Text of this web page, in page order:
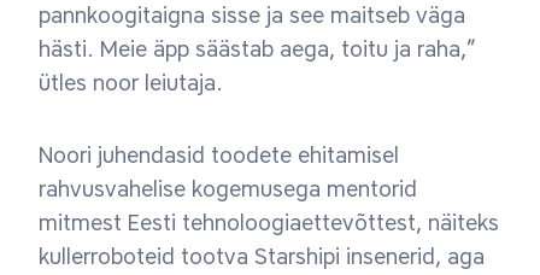
pannkoogitaigna sisse ja see maitseb väga
hästi. Meie äpp säästab aega, toitu ja raha,”
ütles noor leiutaja.
Noori juhendasid toodete ehitamisel
rahvusvahelise kogemusega mentorid
mitmest Eesti tehnoloogiaettevõttest, näiteks
kullerroboteid tootva Starshipi insenerid, aga